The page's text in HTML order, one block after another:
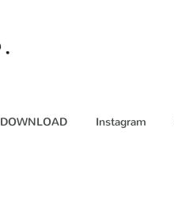
DOWNLOAD Instagram